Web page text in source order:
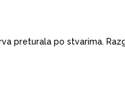
preturala po stvarima.